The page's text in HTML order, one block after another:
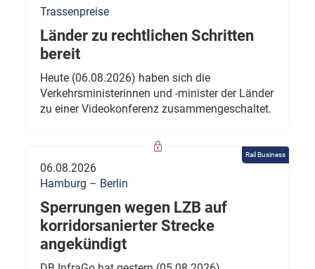
Trassenpreise
Länder zu rechtlichen Schritten
bereit
Heute (06.08.2026) haben sich die
Verkehrsministerinnen und -minister der Länder
zu einer Videokonferenz zusammengeschaltet.
Rail Business
06.08.2026
Hamburg – Berlin
Sperrungen wegen LZB auf
korridorsanierter Strecke
angekündigt